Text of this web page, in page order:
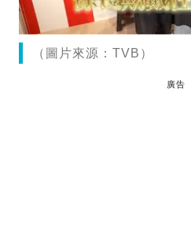
（圖片來源：TVB）
廣告